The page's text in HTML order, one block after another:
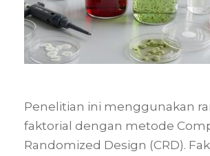
Penelitian ini menggunakan
faktorial dengan metode
Randomized Design (CRD).